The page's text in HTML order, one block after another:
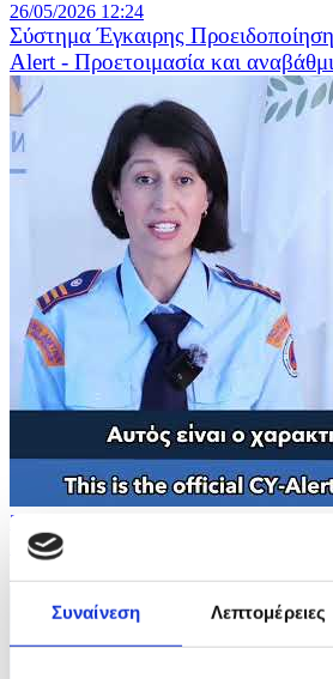
Συναίνεση Λεπτομέρειες
26/05/2026 12:24
Σύστημα Έγκαιρης
Alert - Προετοιμασία και
26/05/2026 12:18
Σύστημα Έγκαιρης